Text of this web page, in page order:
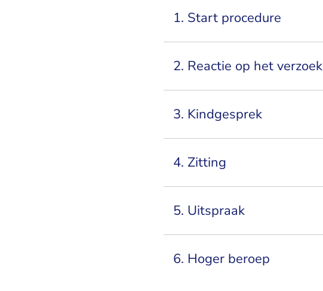
1. Start procedure
2. Reactie op het verzoek
3. Kindgesprek
4. Zitting
5. Uitspraak
6. Hoger beroep